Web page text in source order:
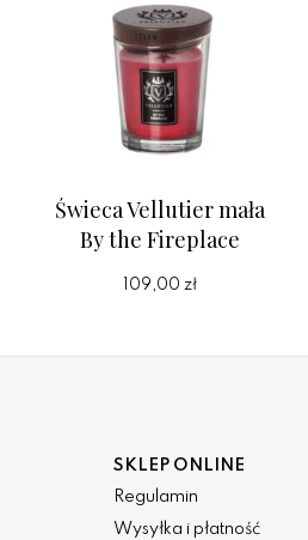
Świeca Vellutier mała
By the Fireplace
109,00 zł
SKLEP ONLINE
Regulamin
Wysyłka i płatność